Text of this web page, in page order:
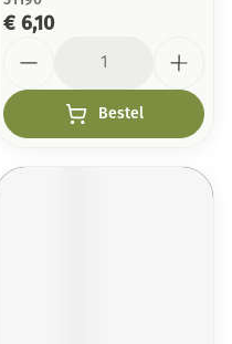
€ 6,10
Bestel